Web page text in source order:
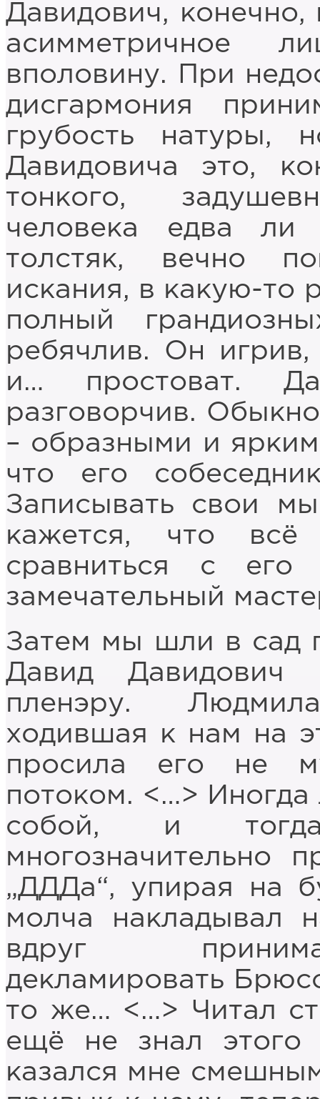
Давидович, конечно,
асимметричное
вполовину. При
дисгармония
грубость натуры,
Давидовича это,
тонкого,
человека едва ли
толстяк, вечно
искания, в какую-то
полный
ребячлив. Он
и… простоват.
разговорчив.
– образными и
что его
Записывать свои
кажется, что
сравниться с
замечательный
Затем мы шли в сад
Давид
пленэру.
ходившая к нам на
просила его не
потоком. <…> Иногда
собой, и
многозначительно
„ДДДа“, упирая на
молча накладывал
вдруг
декламировать
то же… <…> Читал
ещё не знал этого
казался мне